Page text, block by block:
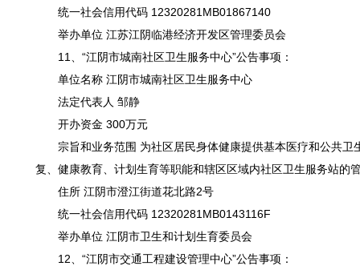
统一社会信用代码 12320281MB01867140
举办单位 江苏江阴临港经济开发区管理委员会
11、“江阴市城南社区卫生服务中心”公告事项：
单位名称 江阴市城南社区卫生服务中心
法定代表人 邹静
开办资金 300万元
宗旨和业务范围 为社区居民身体健康提供基本医疗和公共
复、健康教育、计划生育等职能和辖区区域内社区卫生服务站的
住所 江阴市澄江街道花北路2号
统一社会信用代码 12320281MB0143116F
举办单位 江阴市卫生和计划生育委员会
12、“江阴市交通工程建设管理中心”公告事项：